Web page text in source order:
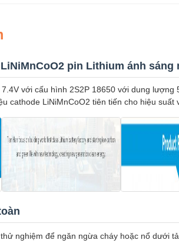
LiNiMnCoO2 pin Lithium ánh sáng
với cấu hình 2S2P 18650 với dung
cathode LiNiMnCoO2 tiên tiến cho hiệu suất
nghiệm để ngăn ngừa cháy hoặc nổ dưới